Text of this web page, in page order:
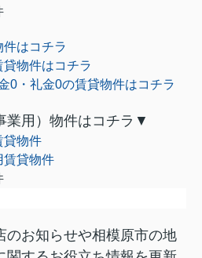
はコチラ
物件はコチラ
0 ・礼金0の賃貸物件はコチラ
業用）物件はコチラ ▼
貸物件
賃貸物件
のお知らせや相模原市の地